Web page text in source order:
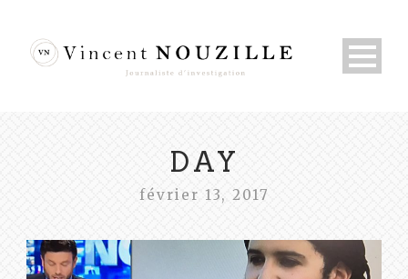
DAY
février 13, 2017